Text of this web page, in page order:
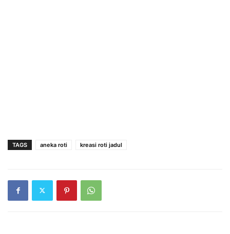
TAGS aneka roti kreasi roti jadul